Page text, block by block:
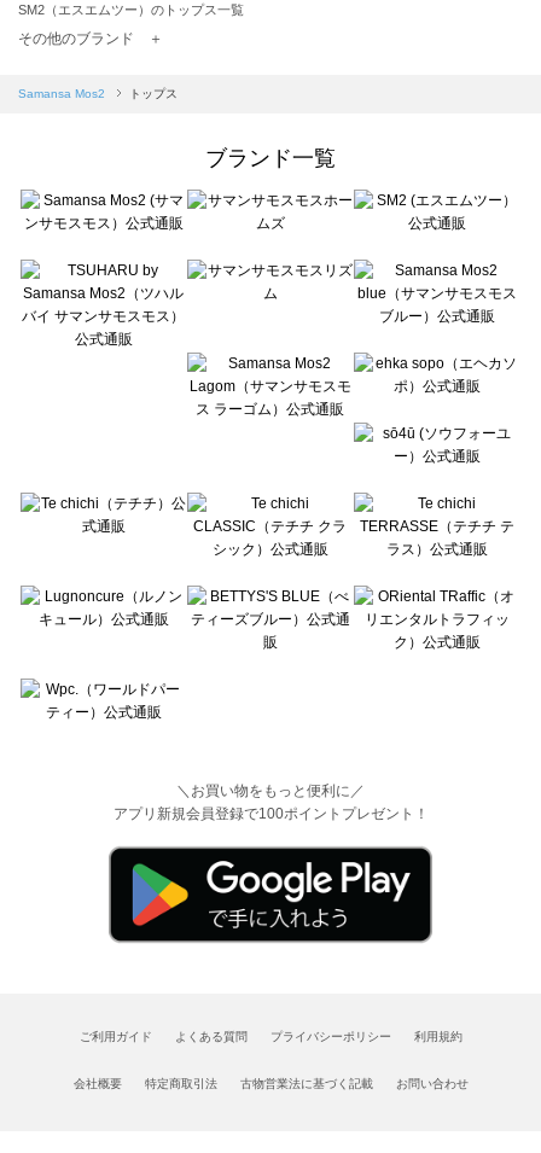
SM2（エスエムツー）のトップス一覧
TSUHARU by Samansa Mos2（ツハルバイサマンサモスモス）のトップス一覧
Samansa Mos2 blue（サマンサモスモス ブルー）のトップス一覧
sō4ū（ソウフォーユー）のトップス一覧
Te chichi（テチチ）のトップス一覧
Te chichi CLASSIC（テチチ クラシック）のトップス一覧
Lugnoncure（ルノンキュール）のトップス一覧
BETTY'S BLUE（べティーズブルー）のトップス一覧
Wpc.（ワールドパーティー）のトップス一覧
その他のブランド ＋
Samansa Mos2 トップス
ブランド一覧
＼お買い物をもっと便利に／
アプリ新規会員登録で100ポイントプレゼント！
ご利用ガイド よくある質問 プライバシーポリシー 利用規約
会社概要 特定商取引法 古物営業法に基づく記載 お問い合わせ